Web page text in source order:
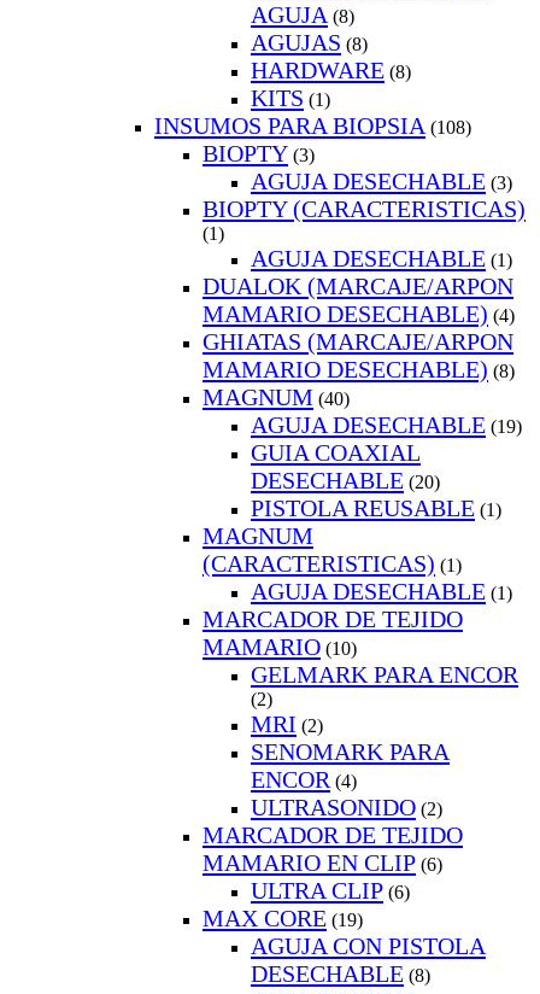
AGUJA (8)
AGUJAS (8)
HARDWARE (8)
KITS (1)
INSUMOS PARA BIOPSIA (108)
BIOPTY (3)
AGUJA DESECHABLE (3)
BIOPTY (CARACTERISTICAS)
(1)
AGUJA DESECHABLE (1)
DUALOK (MARCAJE/ARPON
MAMARIO DESECHABLE) (4)
GHIATAS (MARCAJE/ARPON
MAMARIO DESECHABLE) (8)
MAGNUM (40)
AGUJA DESECHABLE (19)
GUIA COAXIAL
DESECHABLE (20)
PISTOLA REUSABLE (1)
MAGNUM
(CARACTERISTICAS) (1)
AGUJA DESECHABLE (1)
MARCADOR DE TEJIDO
MAMARIO (10)
GELMARK PARA ENCOR
(2)
MRI (2)
SENOMARK PARA
ENCOR (4)
ULTRASONIDO (2)
MARCADOR DE TEJIDO
MAMARIO EN CLIP (6)
ULTRA CLIP (6)
MAX CORE (19)
AGUJA CON PISTOLA
DESECHABLE (8)